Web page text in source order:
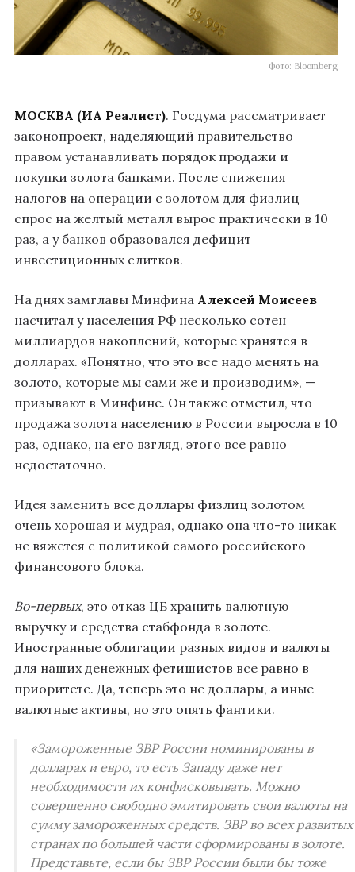
Фото: Bloomberg
МОСКВА (ИА Реалист). Госдума рассматривает
законопроект, наделяющий правительство
правом устанавливать порядок продажи и
покупки золота банками. После снижения
налогов на операции с золотом для физлиц
спрос на желтый металл вырос практически в 10
раз, а у банков образовался дефицит
инвестиционных слитков.
На днях замглавы Минфина Алексей Моисеев
насчитал у населения РФ несколько сотен
миллиардов накоплений, которые хранятся в
долларах. «Понятно, что это все надо менять на
золото, которые мы сами же и производим», —
призывают в Минфине. Он также отметил, что
продажа золота населению в России выросла в 10
раз, однако, на его взгляд, этого все равно
недостаточно.
Идея заменить все доллары физлиц золотом
очень хорошая и мудрая, однако она что-то никак
не вяжется с политикой самого российского
финансового блока.
Во-первых, это отказ ЦБ хранить валютную
выручку и средства стабфонда в золоте.
Иностранные облигации разных видов и валюты
для наших денежных фетишистов все равно в
приоритете. Да, теперь это не доллары, а иные
валютные активы, но это опять фантики.
«Замороженные ЗВР России номинированы в
долларах и евро, то есть Западу даже нет
необходимости их конфисковывать. Можно
совершенно свободно эмитировать свои валюты на
сумму замороженных средств. ЗВР во всех развитых
странах по большей части сформированы в золоте.
Представьте, если бы ЗВР России были бы тоже